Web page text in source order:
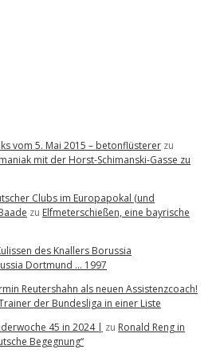
vom 5. Mai 2015 – betonflüsterer zu
mit der Horst-Schimanski-Gasse zu
Clubs im Europapokal (und
zu Elfmeterschießen, eine bayrische
des Knallers Borussia
Dortmund … 1997
Reutershahn als neuen Assistenzcoach!
der Bundesliga in einer Liste
45 in 2024 | zu Ronald Reng in
Begegnung“